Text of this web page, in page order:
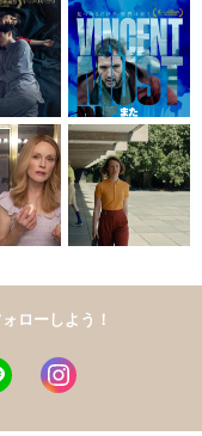
ローしよう！